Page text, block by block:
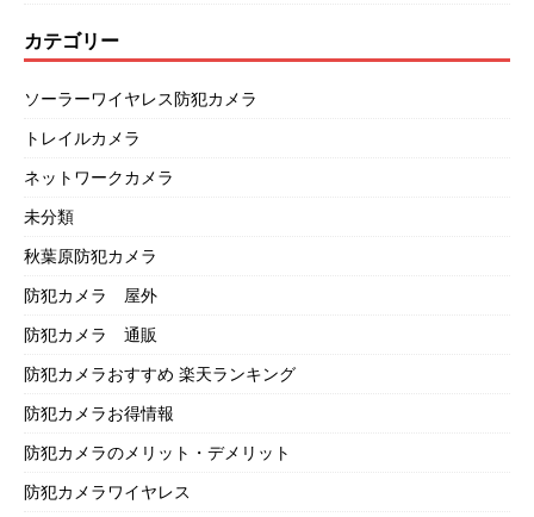
カテゴリー
ソーラーワイヤレス防犯カメラ
トレイルカメラ
ネットワークカメラ
未分類
秋葉原防犯カメラ
防犯カメラ 屋外
防犯カメラ 通販
防犯カメラおすすめ 楽天ランキング
防犯カメラお得情報
防犯カメラのメリット・デメリット
防犯カメラワイヤレス